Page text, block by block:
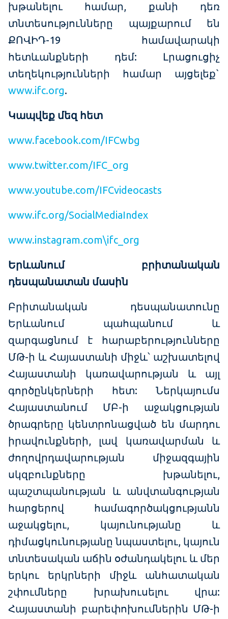
խթանելու համար, քանի դեռ
տնտեսությունները պայքարում են
ՔՈՎԻԴ-19 համավարակի
հետևանքների դեմ: Լրացուցիչ
տեղեկությունների համար այցելեք`
www.ifc.org.
Կապվեք մեզ հետ
www.facebook.com/IFCwbg
www.twitter.com/IFC_org
www.youtube.com/IFCvideocasts
www.ifc.org/SocialMediaIndex
www.instagram.com\ifc_org
Երևանում բրիտանական
դեսպանատան մասին
Բրիտանական դեսպանատունը
Երևանում պահպանում և
զարգացնում է հարաբերությունները
ՄԹ-ի և Հայաստանի միջև՝ աշխատելով
Հայաստանի կառավարության և այլ
գործընկերների հետ: Ներկայումս
Հայաստանում ՄԲ-ի աջակցության
ծրագրերը կենտրոնացված են մարդու
իրավունքների, լավ կառավարման և
ժողովրդավարության միջազգային
սկզբունքները խթանելու,
պաշտպանության և անվտանգության
հարցերով համագործակցությանն
աջակցելու, կայունությանը և
դիմացկունությանը նպաստելու, կայուն
տնտեսական աճին օժանդակելու և մեր
երկու երկրների միջև անհատական
շփումները խրախուսելու վրա:
Հայաստանի բարեփոխումներին ՄԹ-ի